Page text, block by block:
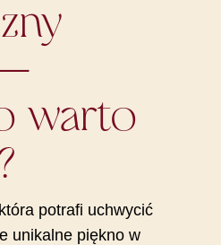
warto
potrafi uchwycić
unikalne piękno w